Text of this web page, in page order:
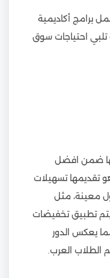
برامج أكاديمية
تلبي احتياجات سوق
ضمن افضل
تقديمها تسهيلات
معينة، مثل
تطبيق تخفيضات
يعكس الدور
الطلاب العرب.